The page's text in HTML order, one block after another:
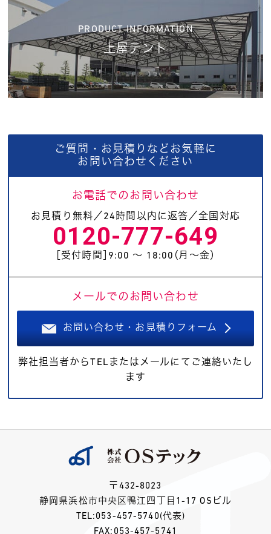
PRODUCT INFORMATION
上屋テント
ご質問・お見積りなどお気軽に
お問い合わせください
お電話でのお問い合わせ
お見積り無料／24時間以内に返答／全国対応
0120-777-649
［受付時間］9:00 〜 18:00（月〜金）
メールでのお問い合わせ
お問い合わせ・お見積りフォーム
弊社担当者からTELまたはメールにてご連絡いたし
ます
〒432-8023
静岡県浜松市中央区鴨江四丁目1-17 OSビル
TEL: 053-457-5740 (代表)
FAX:053-457-5741